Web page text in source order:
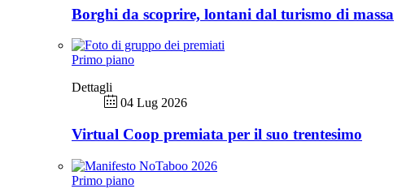
Borghi da scoprire, lontani dal turismo di massa
Primo piano
Dettagli
04 Lug 2026
Virtual Coop premiata per il suo trentesimo
Primo piano